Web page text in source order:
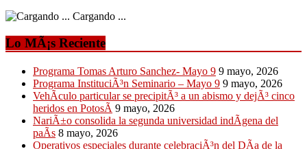
Cargando ...
Lo MÃ¡s Reciente
Programa Tomas Arturo Sanchez- Mayo 9 9 mayo, 2026
Programa InstituciÃ³n Seminario – Mayo 9 9 mayo, 2026
VehÃ­culo particular se precipitÃ³ a un abismo y dejÃ³ cinco
heridos en PotosÃ­ 9 mayo, 2026
NariÃ±o consolida la segunda universidad indÃ­gena del
paÃ­s 8 mayo, 2026
Operativos especiales durante celebraciÃ³n del DÃ­a de la